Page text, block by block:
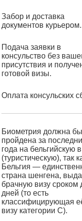
Забор и доставка
документов курьером.
Подача заявки в
консульство без
присутствия и
готовой визы.
Оплата консульских
Биометрия должна
пройдена за
года на бельгийскую
(туристическую), так
Бельгия —
страна шенгена,
брачную визу сроком
дней (то есть
классифицирующая
визу категории С).